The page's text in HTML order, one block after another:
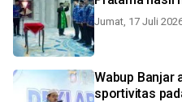
Jumat, 17 Juli
Wabup Banjar
sportivitas